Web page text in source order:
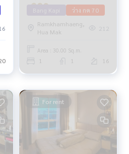
น🔴🟢🟡
ว่าง กค 70
Ramkhamhaeng,
Hua Mak
Area : 30.00 Sq.m.
1 1 16
For rent